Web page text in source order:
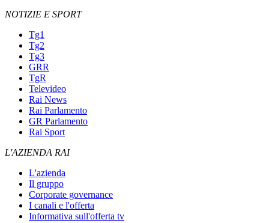
NOTIZIE E SPORT
Tg1
Tg2
Tg3
GRR
TgR
Televideo
Rai News
Rai Parlamento
GR Parlamento
Rai Sport
L'AZIENDA RAI
L'azienda
Il gruppo
Corporate governance
I canali e l'offerta
Informativa sull'offerta tv